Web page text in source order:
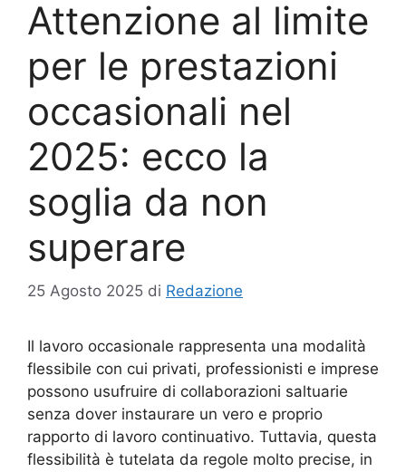
Attenzione al limite
per le prestazioni
occasionali nel
2025: ecco la
soglia da non
superare
25 Agosto 2025 di Redazione
Il lavoro occasionale rappresenta una modalità
flessibile con cui privati, professionisti e imprese
possono usufruire di collaborazioni saltuarie
senza dover instaurare un vero e proprio
rapporto di lavoro continuativo. Tuttavia, questa
flessibilità è tutelata da regole molto precise, in